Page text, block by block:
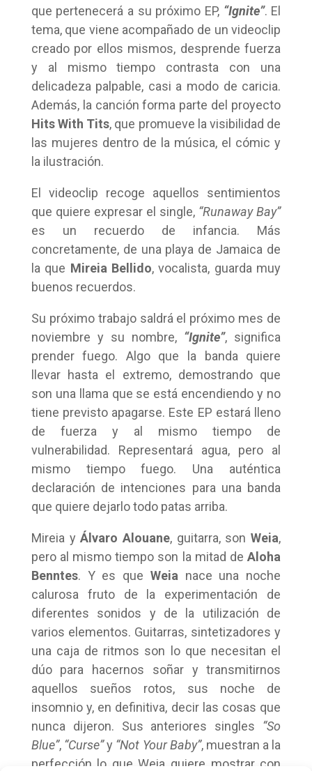
que pertenecerá a su próximo EP, “Ignite”. El
tema, que viene acompañado de un videoclip
creado por ellos mismos, desprende fuerza
y al mismo tiempo contrasta con una
delicadeza palpable, casi a modo de caricia.
Además, la canción forma parte del proyecto
Hits With Tits, que promueve la visibilidad de
las mujeres dentro de la música, el cómic y
la ilustración.
El videoclip recoge aquellos sentimientos
que quiere expresar el single, “Runaway Bay”
es un recuerdo de infancia. Más
concretamente, de una playa de Jamaica de
la que Mireia Bellido, vocalista, guarda muy
buenos recuerdos.
Su próximo trabajo saldrá el próximo mes de
noviembre y su nombre, “Ignite”, significa
prender fuego. Algo que la banda quiere
llevar hasta el extremo, demostrando que
son una llama que se está encendiendo y no
tiene previsto apagarse. Este EP estará lleno
de fuerza y al mismo tiempo de
vulnerabilidad. Representará agua, pero al
mismo tiempo fuego. Una auténtica
declaración de intenciones para una banda
que quiere dejarlo todo patas arriba.
Mireia yÁlvaro Alouane, guitarra, sonWeia,
pero al mismo tiempo son la mitad deAloha
Benntes. Y es que Weia nace una noche
calurosa fruto de la experimentación de
diferentes sonidos y de la utilización de
varios elementos. Guitarras, sintetizadores y
una caja de ritmos son lo que necesitan el
dúo para hacernos soñar y transmitirnos
aquellos sueños rotos, sus noche de
insomnio y, en definitiva, decir las cosas que
nunca dijeron. Sus anteriores singles “So
Blue”, “Curse”y “Not Your Baby”, muestran a la
perfección lo que Weia quiere mostrar con